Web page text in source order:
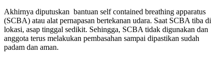
Akhirnya diputuskan bantuan self contained breathing apparatus
(SCBA) atau alat pernapasan bertekanan udara. Saat SCBA tiba di
lokasi, asap tinggal sedikit. Sehingga, SCBA tidak digunakan dan
anggota terus melakukan pembasahan sampai dipastikan sudah
padam dan aman.